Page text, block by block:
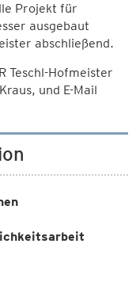
Projekt für
ausgebaut
abschließend.
Teschl-Hofmeister
und E-Mail